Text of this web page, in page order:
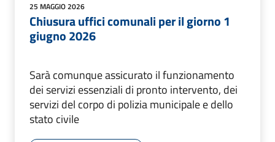
25 MAGGIO 2026
Chiusura uffici comunali per il giorno 1
giugno 2026
Sarà comunque assicurato il funzionamento
dei servizi essenziali di pronto intervento, dei
servizi del corpo di polizia municipale e dello
stato civile